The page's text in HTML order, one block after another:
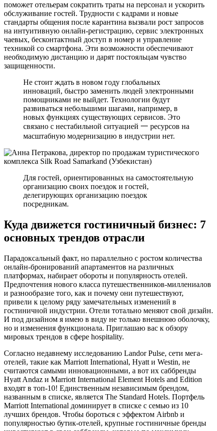
поможет отельерам сократить траты на персонал и ускорить
обслуживание гостей. Трудности с кадрами и новые
стандарты общения после карантина вызвали рост запросов
на интуитивную онлайн-регистрацию, сервис электронных
чаевых, бесконтактный доступ в номер и управление
техникой со смартфона. Эти возможности обеспечивают
необходимую дистанцию и дарят постояльцам чувство
защищенности.
Не стоит ждать в новом году глобальных
инноваций, быстро заменить людей электронными
помощниками не выйдет. Технологии будут
развиваться небольшими шагами, например, в
новых функциях существующих сервисов. Это
связано с нестабильной ситуацией 一 ресурсов на
масштабную модернизацию в индустрии нет.
Для гостей, ориентированных на самостоятельную
организацию своих поездок и гостей,
делегирующих организацию поездок
посредникам.
Куда движется гостиничный бизнес: 7
основных трендов отрасли
Парадоксальный факт, но параллельно с ростом количества
онлайн-бронирований апартаментов на различных
платформах, набирает обороты и популярность отелей.
Предпочтения нового класса путешественников-миллениалов
и разнообразие того, как и почему они путешествуют,
привели к целому ряду замечательных изменений в
гостиничной индустрии. Отели тотально меняют свой дизайн.
И под дизайном я имею в виду не только внешнюю оболочку,
но и изменения функционала. Приглашаю вас к обзору
мировых трендов в сфере hospitality.
Согласно недавнему исследованию Landor Pulse, сети мега-
отелей, такие как Marriott International, Hyatt и Westin, не
считаются самыми инновационными, а вот их саббренды
Hyatt Andaz и Marriott International Element Hotels and Edition
входят в топ-10! Единственным независимым брендом,
названным в списке, является The Standard Hotels. Портфель
Marriott International доминирует в списке с семью из 10
лучших брендов. Чтобы бороться с эффектом Airbnb и
популярностью бутик-отелей, крупные гостиничные бренды